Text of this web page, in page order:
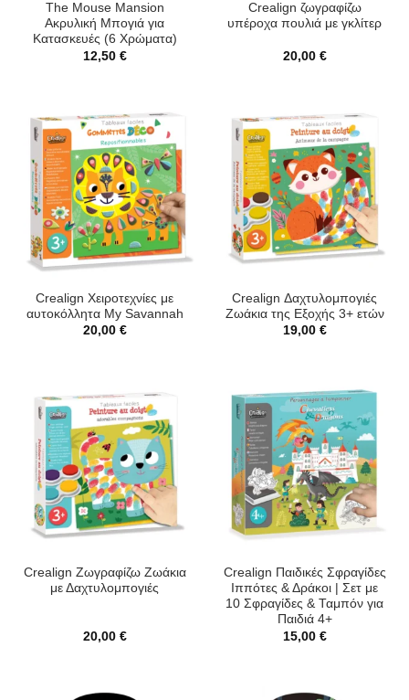
The Mouse Mansion
Ακρυλική Μπογιά για
Κατασκευές (6 Χρώματα)
12,50 €
Crealign ζωγραφίζω
υπέροχα πουλιά με γκλίτερ
20,00 €
Crealign Χειροτεχνίες με
αυτοκόλλητα My Savannah
20,00 €
Crealign Δαχτυλομπογιές
Ζωάκια της Εξοχής 3+ ετών
19,00 €
Crealign Ζωγραφίζω Ζωάκια
με Δαχτυλομπογιές
20,00 €
Crealign Παιδικές Σφραγίδες
Ιππότες & Δράκοι | Σετ με
10 Σφραγίδες & Ταμπόν για
Παιδιά 4+
15,00 €